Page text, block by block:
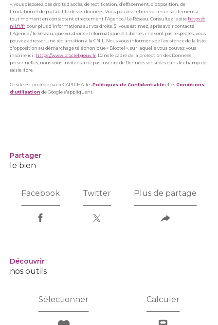
», vous disposez des droits d’accès, de rectification, d’effacement, d’opposition, de
limitation et de portabilité de vos données. Vous pouvez retirer votre consentement à
tout moment en contactant directement l’Agence / Le Réseau. Consultez le site https://c
nil.fr/fr pour plus d’informations sur vos droits. Si vous estimez, après avoir contacté
l'Agence / le Réseau, que vos droits « Informatique et Libertés » ne sont pas respectés, vous
pouvez adresser une réclamation à la CNIL. Nous vous informons de l’existence de la liste
d'opposition au démarchage téléphonique « Bloctel », sur laquelle vous pouvez vous
inscrire ici : https://www.bloctel.gouv.fr . Dans le cadre de la protection des Données
personnelles, nous vous invitons à ne pas inscrire de Données sensibles dans le champ de
saisie libre.
Ce site est protégé par reCAPTCHA, lesPolitiques de Confidentialitéet esConditions
d'utilisation de Google s'appliquent.
partager
le bien
Facebook Twitter Plus de partage
découvrir
nos outils
Sélectionner Calculer